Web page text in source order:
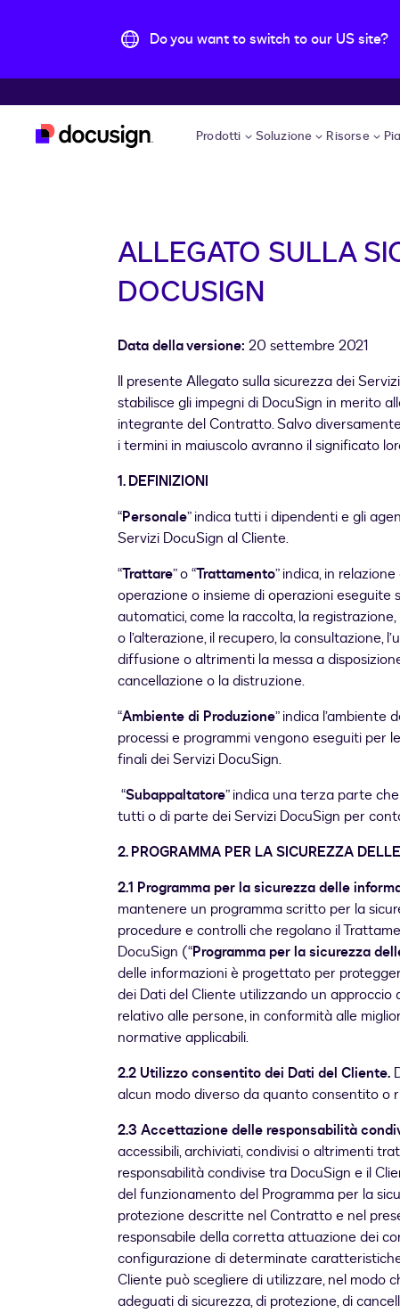
Do you want to switch to our US site?
Prodotti Soluzione Risorse
ALLEGATO SULLA
DOCUSIGN
Data della versione: 20 settembre 2021
Il presente Allegato sulla sicurezza dei
stabilisce gli impegni di DocuSign in merito
integrante del Contratto. Salvo
i termini in maiuscolo avranno il significato
1.DEFINIZIONI
“Personale” indica tutti i dipendenti e gli
Servizi DocuSign al Cliente.
“Trattare” o “Trattamento” indica, in
operazione o insieme di operazioni eseguite
automatici, come la raccolta, la registrazione,
o l’alterazione, il recupero, la consultazione,
diffusione o altrimenti la messa a
cancellazione o la distruzione.
“Ambiente di Produzione” indica l’ambiente
processi e programmi vengono eseguiti per
finali dei Servizi DocuSign.
“Subappaltatore” indica una terza parte
tutti o di parte dei Servizi DocuSign per
2.PROGRAMMA PER LA SICUREZZA
2.1 Programma per la sicurezza delle
mantenere un programma scritto per la
procedure e controlli che regolano il
DocuSign (“Programma per la sicurezza
delle informazioni è progettato per
dei Dati del Cliente utilizzando un approccio
relativo alle persone, in conformità alle
normative applicabili.
2.2 Utilizzo consentito dei Dati del Cliente.
alcun modo diverso da quanto consentito o
2.3 Accettazione delle responsabilità
accessibili, archiviati, condivisi o altrimenti
responsabilità condivise tra DocuSign e il
del funzionamento del Programma per la
protezione descritte nel Contratto e nel
responsabile della corretta attuazione dei
configurazione di determinate
Cliente può scegliere di utilizzare, nel modo
adeguati di sicurezza, di protezione, di